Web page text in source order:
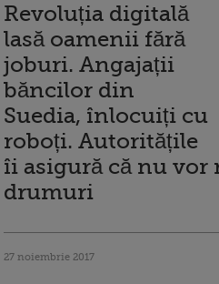
Revoluția digitală
lasă oamenii fără
joburi. Angajații
băncilor din
Suedia, înlocuiți cu
roboți. Autoritățile
îi asigură că nu vor
drumuri
27 noiembrie 2017